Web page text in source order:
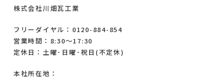
株式会社川畑瓦工業
フリーダイヤル：0120-884-854
営業時間：8:30～17:30
定休日：土曜･日曜･祝日(不定休)
本社所在地：